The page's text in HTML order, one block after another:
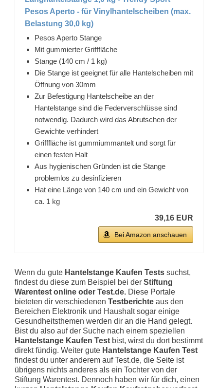
Pesos Aperto - für Vinylhantelscheiben (max.
Belastung 30,0 kg)
Pesos Aperto Stange
Mit gummierter Grifffläche
Stange (140 cm / 1 kg)
Die Stange ist geeignet für alle Hantelscheiben mit
Öffnung von 30mm
Zur Befestigung Hantelscheibe an der
Hantelstange sind die Federverschlüsse sind
notwendig. Dadurch wird das Abrutschen der
Gewichte verhindert
Grifffläche ist gummiummantelt und sorgt für
einen festen Halt
Aus hygienischen Gründen ist die Stange
problemlos zu desinfizieren
Hat eine Länge von 140 cm und ein Gewicht von
ca. 1 kg
39,16 EUR
Bei Amazon anschauen
Wenn du gute Hantelstange Kaufen Tests suchst,
findest du diese zum Beispiel bei der Stiftung
Warentest online oder Test.de. Diese Portale
bieteten dir verschiedenen Testberichte aus den
Bereichen Elektronik und Haushalt sogar einige
Gesundheitsthemen werden dir an die Hand gelegt.
Bist du also auf der Suche nach einem speziellen
Hantelstange Kaufen Test bist, wirst du dort bestimmt
direkt fündig. Weiter gute Hantelstange Kaufen Test
findest du unter anderem auf Test.de, die Seite ist
übrigens nichts anderes als ein Tochter von der
Stiftung Warentest. Dennoch haben wir für dich, einen